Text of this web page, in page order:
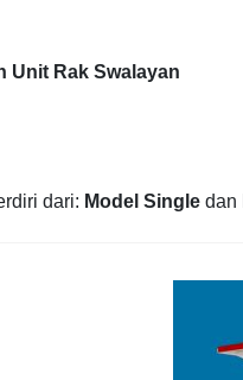
Unit Rak Swalayan
dari: Model Single dan